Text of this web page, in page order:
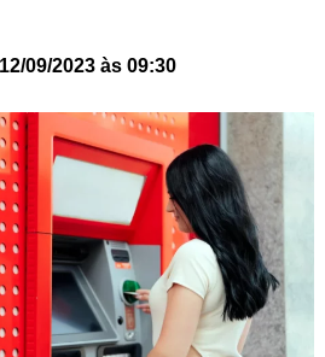
12/09/2023 às 09:30